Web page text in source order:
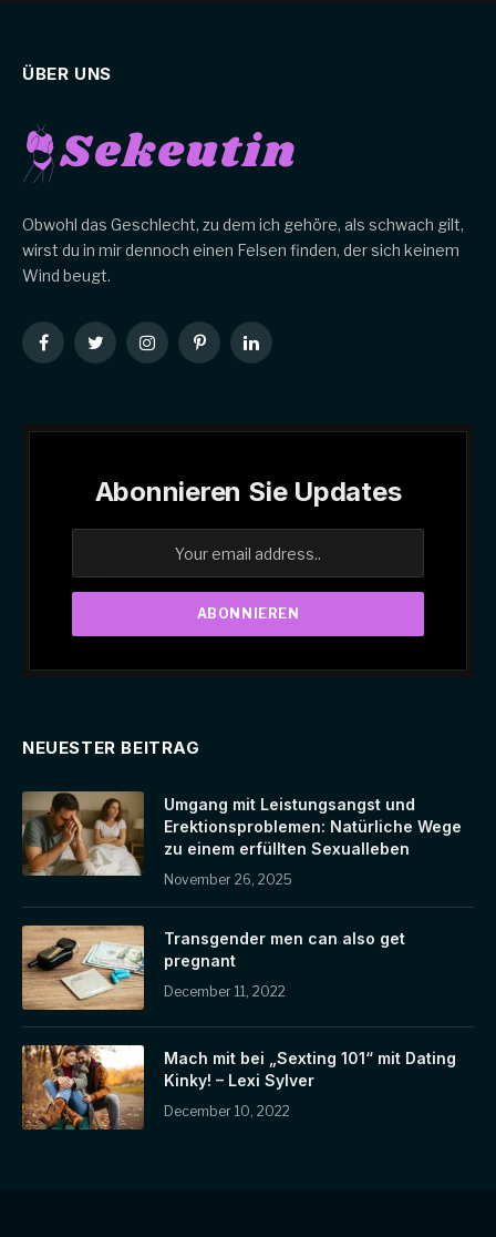
ÜBER UNS
Obwohl das Geschlecht, zu dem ich gehöre, als schwach gilt,
wirst du in mir dennoch einen Felsen finden, der sich keinem
Wind beugt.
FacebookTwitterInstagramPinterestLinkedIn
Abonnieren Sie Updates
NEUESTER BEITRAG
Umgang mit Leistungsangst und
Erektionsproblemen: Natürliche Wege
zu einem erfüllten Sexualleben
November 26, 2025
Transgender men can also get
pregnant
December 11, 2022
Mach mit bei „Sexting 101“ mit Dating
Kinky! – Lexi Sylver
December 10, 2022